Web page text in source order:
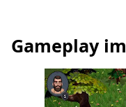
Gameplay